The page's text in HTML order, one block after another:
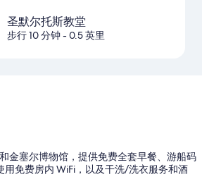
圣默尔托斯教堂
步行 10 分钟- 0.5 英里
金塞尔博物馆，提供免费全套早餐、游船码
用免费房内 WiFi，以及干洗/洗衣服务和酒